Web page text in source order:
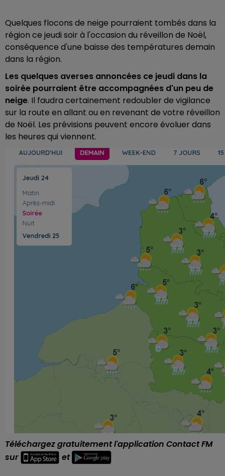
Quelques flocons de neige pourraient tombés dans la
région ce jeudi soir à l'occasion du réveillon de Noël,
conséquence d'une baisse des températures demain
dans la région.
Les quelques averses annoncées ce jeudi dans la
soirée pourraient être accompagnées d'un peu de
neige. Il faudra certainement redoubler de vigilance
sur la route en allant ou en revenant de votre réveillon
de Noël. Les prévisions peuvent encore évoluer dans
les heures qui viennent.
Téléchargez gratuitement l'application Contact FM
sur
et